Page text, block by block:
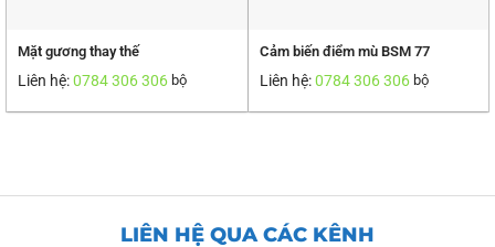
Mặt gương thay thế
Liên hệ:0784 306 306 bộ
Cảm biến điểm mù BSM 77
Liên hệ:0784 306 306bộ
LIÊN HỆ QUA CÁC KÊNH